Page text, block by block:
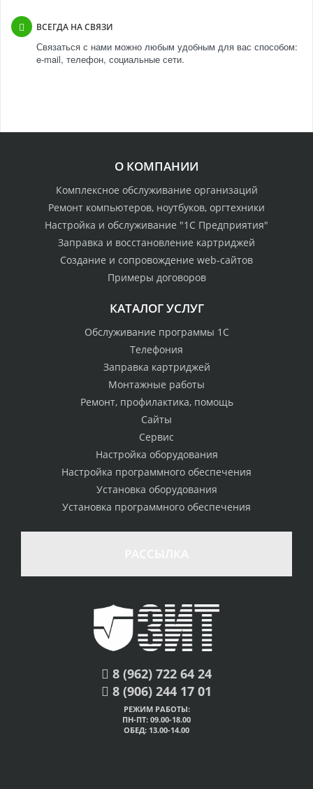
ВСЕГДА НА СВЯЗИ
Связаться с нами можно любым удобным для вас способом:
e-mail, телефон, социальные сети.
О КОМПАНИИ
Комплексное обслуживание организаций
Ремонт компьютеров, ноутбуков, оргтехники
Настройка и обслуживание "1С Предприятия"
Заправка и восстановление картриджей
Создание и сопровождение web-сайтов
Примеры договоров
КАТАЛОГ УСЛУГ
Обслуживание программы 1С
Телефония
Заправка картриджей
Монтажные работы
Ремонт, профилактика, помощь
Сайты
Сервис
Настройка оборудования
Настройка программного обеспечения
Установка оборудования
Установка программного обеспечения
8 (962) 722 64 24
8 (906) 244 17 01
РЕЖИМ РАБОТЫ:
ПН-ПТ: 09.00-18.00
ОБЕД: 13.00-14.00